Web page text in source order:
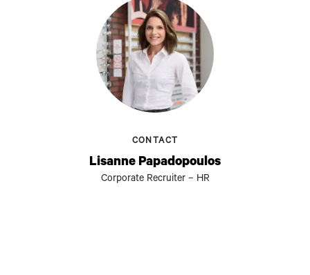
CONTACT
Lisanne Papadopoulos
Corporate Recruiter – HR